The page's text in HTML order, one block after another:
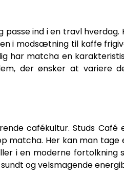
ind i en travl hverdag.
i modsætning til kaffe
har matcha en
der ønsker at variere
cafékultur. Studs Café
matcha. Her kan man tage
i en moderne fortolkning
og velsmagende